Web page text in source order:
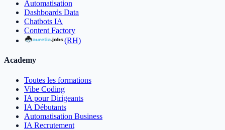
Automatisation
Dashboards Data
Chatbots IA
Content Factory
(RH)
Academy
Toutes les formations
Vibe Coding
IA pour Dirigeants
IA Débutants
Automatisation Business
IA Recrutement